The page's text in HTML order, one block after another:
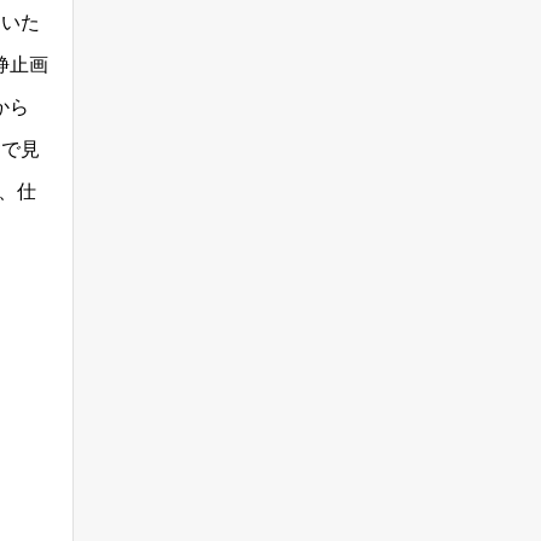
確
た
止画
ら
見
仕